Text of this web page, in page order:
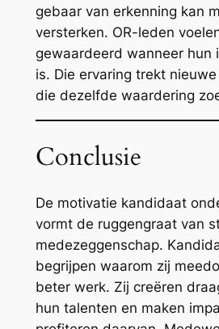
gebaar van erkenning kan
versterken. OR-leden
gewaardeerd wanneer hun
is. Die ervaring trekt
die dezelfde waardering
Conclusie
De motivatie kandidaat
vormt de ruggengraat van
medezeggenschap.
begrijpen waarom zij
beter werk. Zij creëren
hun talenten en maken